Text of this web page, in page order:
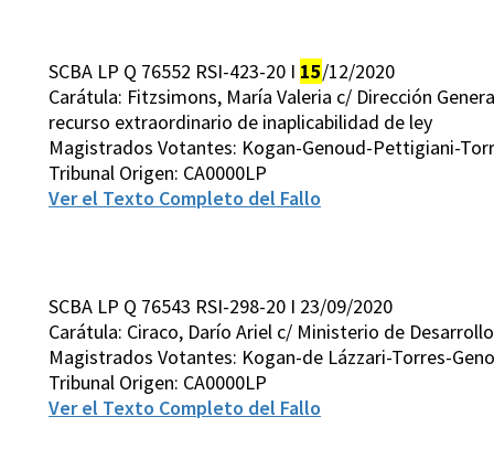
SCBA LP Q 76552 RSI-423-20 I 15/12/2020
Carátula: Fitzsimons, María Valeria c/ Dirección
recurso extraordinario de inaplicabilidad de ley
Magistrados Votantes: Kogan-Genoud-Pettigiani-
Tribunal Origen: CA0000LP
Ver el Texto Completo del Fallo
SCBA LP Q 76543 RSI-298-20 I 23/09/2020
Carátula: Ciraco, Darío Ariel c/ Ministerio de
Magistrados Votantes: Kogan-de Lázzari-Torres-
Tribunal Origen: CA0000LP
Ver el Texto Completo del Fallo